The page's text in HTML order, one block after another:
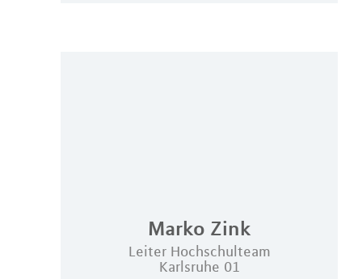
Marko Zink
Leiter Hochschulteam
Karlsruhe 01